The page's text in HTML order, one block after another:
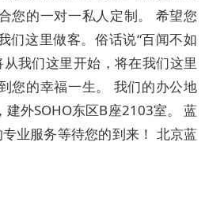
您的一对一私人定制。 希望您
们这里做客。俗话说“百闻不如
我们这里开始，将在我们这里
您的幸福一生。 我们的办公地
建外SOHO东区B座2103室。 蓝
业服务等待您的到来！ 北京蓝